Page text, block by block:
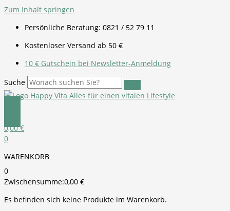
Zum Inhalt springen
Persönliche Beratung: 0821 / 52 79 11
Kostenloser Versand ab 50 €
10 € Gutschein bei Newsletter-Anmeldung
Suche
0,00€
0
WARENKORB
0
Zwischensumme:0,00 €
Es befinden sich keine Produkte im Warenkorb.